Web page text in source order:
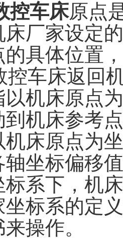
控车床原点
厂家设定
的具体位置
控车床返回
机床原点
到机床参考
床原点为
轴坐标偏移
系下，机
坐标系的定
操作。